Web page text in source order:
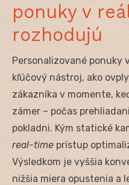
ponuky v
rozhodujú
Personalizované ponuky
kľúčový nástroj, ako
zákazníka v momente,
zámer – počas
pokladni. Kým statické
real-time prístup
Výsledkom je vyššia
nižšia miera opustenia a